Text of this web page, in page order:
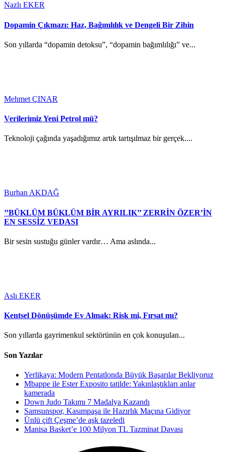
Nazlı EKER
Dopamin Çıkmazı: Haz, Bağımlılık ve Dengeli Bir Zihin
Son yıllarda “dopamin detoksu”, “dopamin bağımlılığı” ve...
Mehmet ÇINAR
Verilerimiz Yeni Petrol mü?
Teknoloji çağında yaşadığımız artık tartışılmaz bir gerçek....
Burhan AKDAĞ
’’BÜKLÜM BÜKLÜM BİR AYRILIK’’ ZERRİN ÖZER’İN
EN SESSİZ VEDASI
Bir sesin sustuğu günler vardır… Ama aslında...
Aslı EKER
Kentsel Dönüşümde Ev Almak: Risk mi, Fırsat mı?
Son yıllarda gayrimenkul sektörünün en çok konuşulan...
Son Yazılar
Yerlikaya: Modern Pentatlonda Büyük Başarılar Bekliyoruz
Mbappe ile Ester Exposito tatilde: Yakınlaştıkları anlar
kamerada
Down Judo Takımı 7 Madalya Kazandı
Samsunspor, Kasımpaşa ile Hazırlık Maçına Gidiyor
Ünlü çift Çeşme’de aşk tazeledi
Manisa Basket’e 100 Milyon TL Tazminat Davası